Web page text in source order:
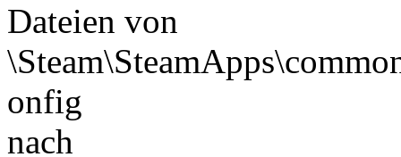
Dateien von
onfig
nach